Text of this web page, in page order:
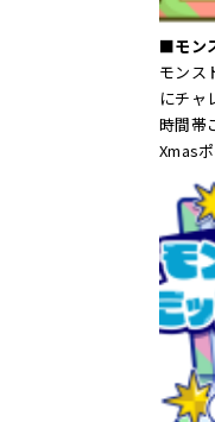
■モン
モンス
にチャ
時間帯
Xmas